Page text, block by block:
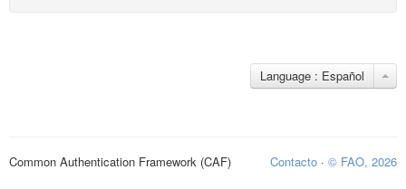
Language : Español
Common Authentication Framework (CAF) Contacto · © FAO, 2026